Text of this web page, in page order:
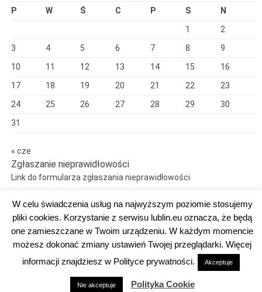
P
W Ś C P S
N
1
2
3
4 5 6 7 8
9
10
11 12 13 14 15
16
17
18 19 20 21 22
23
24
25 26 27 28 29
30
31
« cze
Zgłaszanie nieprawidłowości
Link do formularza zgłaszania nieprawidłowości
Dumnie wspierane przez WordPress
DEKLARACJA DOSTĘPNOŚCI
W celu świadczenia usług na najwyższym poziomie stosujemy
pliki cookies. Korzystanie z serwisu lublin.eu oznacza, że będą
one zamieszczane w Twoim urządzeniu. W każdym momencie
możesz dokonać zmiany ustawień Twojej przeglądarki. Więcej
informacji znajdziesz w Polityce prywatności.
Akceptuje
Nie akceptuje Polityka Cookie